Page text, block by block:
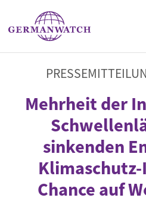
Direkt zum Inhalt
Stichwortsuche
Mehrheit der
sinkenden
Chance auf